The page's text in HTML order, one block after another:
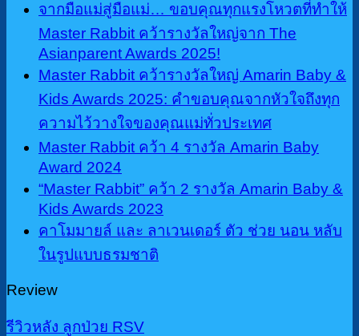
จากมือแม่สู่มือแม่… ขอบคุณทุกแรงโหวตที่ทำให้
Master Rabbit คว้ารางวัลใหญ่จาก The
Asianparent Awards 2025!
Master Rabbit คว้ารางวัลใหญ่ Amarin Baby &
Kids Awards 2025: คำขอบคุณจากหัวใจถึงทุก
ความไว้วางใจของคุณแม่ทั่วประเทศ
Master Rabbit คว้า 4 รางวัล Amarin Baby
Award 2024
“Master Rabbit” คว้า 2 รางวัล Amarin Baby &
Kids Awards 2023
คาโมมายล์ และ ลาเวนเดอร์ ตัว ช่วย นอน หลับ
ในรูปแบบธรมชาติ
Review
รีวิวหลัง ลูกป่วย RSV